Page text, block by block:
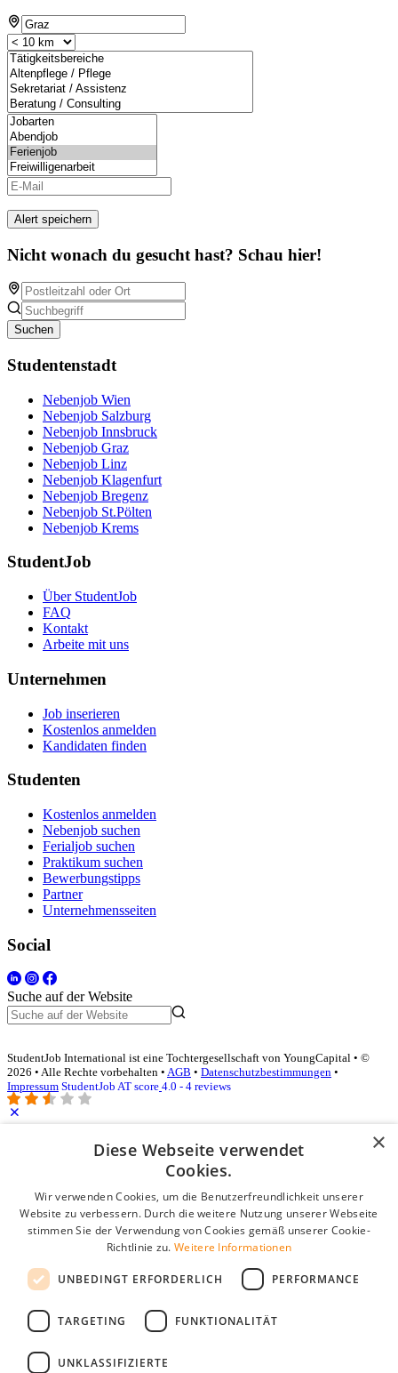
Alert speichern
Nicht wonach du gesucht hast? Schau hier!
Suchen
Studentenstadt
Nebenjob Wien
Nebenjob Salzburg
Nebenjob Innsbruck
Nebenjob Graz
Nebenjob Linz
Nebenjob Klagenfurt
Nebenjob Bregenz
Nebenjob St.Pölten
Nebenjob Krems
StudentJob
Über StudentJob
FAQ
Kontakt
Arbeite mit uns
Unternehmen
Job inserieren
Kostenlos anmelden
Kandidaten finden
Studenten
Kostenlos anmelden
Nebenjob suchen
Ferialjob suchen
Praktikum suchen
Bewerbungstipps
Partner
Unternehmensseiten
Social
Suche auf der Website
StudentJob International ist eine Tochtergesellschaft von YoungCapital • ©
2026 • Alle Rechte vorbehalten • AGB • Datenschutzbestimmungen •
Impressum StudentJob AT score 4.0 - 4 reviews
Login für Unternehmen
Passwort
Angemeldet bleiben
Passwort vergessen?
Kostenloses Unternehmensprofil
×
Diese Webseite verwendet
Cookies.
Wir verwenden Cookies, um die Benutzerfreundlichkeit unserer
Website zu verbessern. Durch die weitere Nutzung unserer Webseite
stimmen Sie der Verwendung von Cookies gemäß unserer Cookie-
Richtlinie zu. Weitere Informationen
UNBEDINGT ERFORDERLICH PERFORMANCE
TARGETING FUNKTIONALITÄT
UNKLASSIFIZIERTE